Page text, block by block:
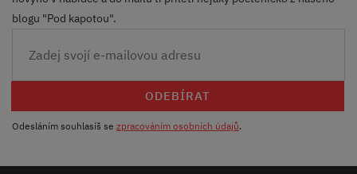
blogu "Pod kapotou".
ODEBÍRAT
Odesláním souhlasíš se zpracováním osobních údajů.